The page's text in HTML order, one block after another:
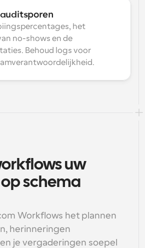
het
no-shows en de
Behoud logs voor
uw
schema
Workflows het plannen
herinneringen
je vergaderingen soepel